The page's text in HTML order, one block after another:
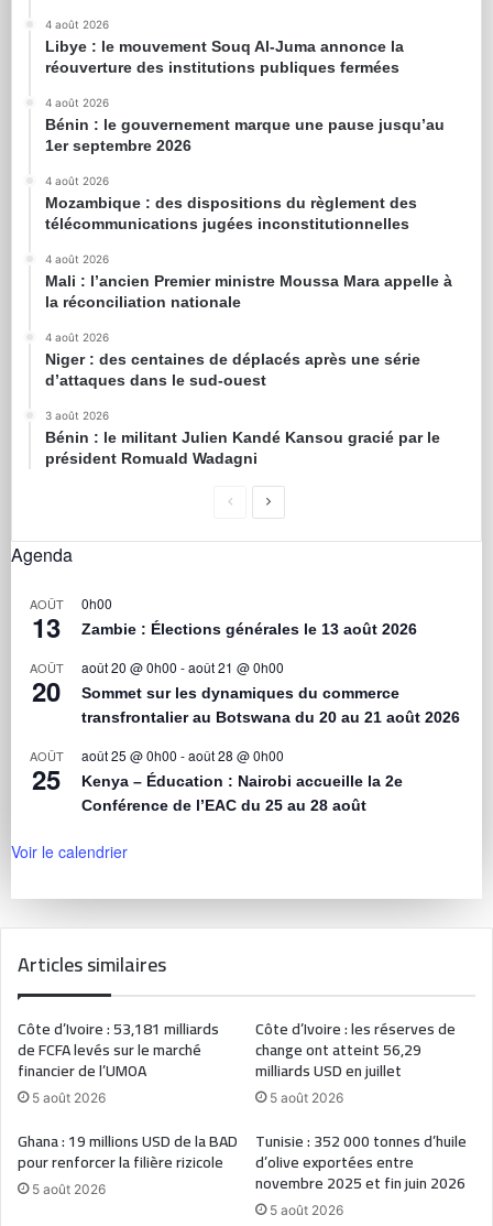
4 août 2026
Libye : le mouvement Souq Al-Juma annonce la
réouverture des institutions publiques fermées
4 août 2026
Bénin : le gouvernement marque une pause jusqu’au
1er septembre 2026
4 août 2026
Mozambique : des dispositions du règlement des
télécommunications jugées inconstitutionnelles
4 août 2026
Mali : l’ancien Premier ministre Moussa Mara appelle à
la réconciliation nationale
4 août 2026
Niger : des centaines de déplacés après une série
d’attaques dans le sud-ouest
3 août 2026
Bénin : le militant Julien Kandé Kansou gracié par le
président Romuald Wadagni
Agenda
AOÛT
13
0h00
Zambie : Élections générales le 13 août 2026
AOÛT
20
août 20 @ 0h00 -août 21 @ 0h00
Sommet sur les dynamiques du commerce
transfrontalier au Botswana du 20 au 21 août 2026
AOÛT
25
août 25 @ 0h00 -août 28 @ 0h00
Kenya – Éducation : Nairobi accueille la 2e
Conférence de l’EAC du 25 au 28 août
Voir le calendrier
Articles similaires
Côte d’Ivoire : 53,181 milliards
de FCFA levés sur le marché
financier de l’UMOA
5 août 2026
Côte d’Ivoire : les réserves de
change ont atteint 56,29
milliards USD en juillet
5 août 2026
Ghana : 19 millions USD de la BAD
pour renforcer la filière rizicole
5 août 2026
Tunisie : 352 000 tonnes d’huile
d’olive exportées entre
novembre 2025 et fin juin 2026
5 août 2026